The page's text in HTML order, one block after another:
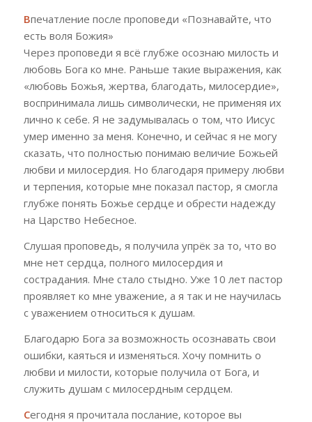
Впечатление после проповеди «Познавайте, что
есть воля Божия»
Через проповеди я всё глубже осознаю милость и
любовь Бога ко мне. Раньше такие выражения, как
«любовь Божья, жертва, благодать, милосердие»,
воспринимала лишь символически, не применяя их
лично к себе. Я не задумывалась о том, что Иисус
умер именно за меня. Конечно, и сейчас я не могу
сказать, что полностью понимаю величие Божьей
любви и милосердия. Но благодаря примеру любви
и терпения, которые мне показал пастор, я смогла
глубже понять Божье сердце и обрести надежду
на Царство Небесное.
Слушая проповедь, я получила упрёк за то, что во
мне нет сердца, полного милосердия и
сострадания. Мне стало стыдно. Уже 10 лет пастор
проявляет ко мне уважение, а я так и не научилась
с уважением относиться к душам.
Благодарю Бога за возможность осознавать свои
ошибки, каяться и изменяться. Хочу помнить о
любви и милости, которые получила от Бога, и
служить душам с милосердным сердцем.
Сегодня я прочитала послание, которое вы